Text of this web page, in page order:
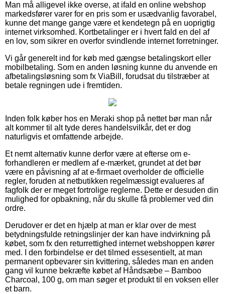
Man må alligevel ikke overse, at ifald en online webshop
markedsfører varer for en pris som er usædvanlig favorabel,
kunne det mange gange være et kendetegn på en uoprigtig
internet virksomhed. Kortbetalinger er i hvert fald en del af
en lov, som sikrer en overfor svindlende internet forretninger.
Vi går generelt ind for køb med gængse betalingskort eller
mobilbetaling. Som en anden løsning kunne du anvende en
afbetalingsløsning som fx ViaBill, forudsat du tilstræber at
betale regningen ude i fremtiden.
Inden folk køber hos en Meraki shop på nettet bør man når
alt kommer til alt tyde deres handelsvilkår, det er dog
naturligvis et omfattende arbejde.
Et nemt alternativ kunne derfor være at efterse om e-
forhandleren er medlem af e-mærket, grundet at det bør
være en påvisning af at e-firmaet overholder de officielle
regler, foruden at netbutikken regelmæssigt evalueres af
fagfolk der er meget fortrolige reglerne. Dette er desuden din
mulighed for opbakning, når du skulle få problemer ved din
ordre.
Derudover er det en hjælp at man er klar over de mest
betydningsfulde retningslinjer der kan have indvirkning på
købet, som fx den returrettighed internet webshoppen kører
med. I den forbindelse er det tilmed essesentielt, at man
permanent opbevarer sin kvittering, således man en anden
gang vil kunne bekræfte købet af Håndsæbe – Bamboo
Charcoal, 100 g, om man søger et produkt til en voksen eller
et barn.